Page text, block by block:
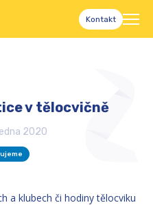
Kontakt
v tělocvičně
2020
a klubech či hodiny tělocviku